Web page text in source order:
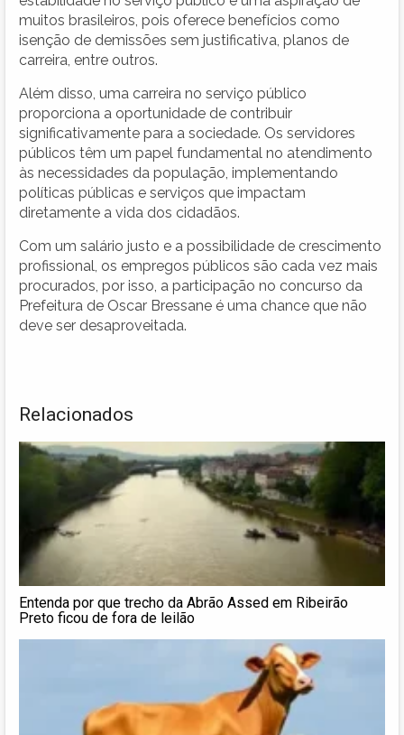
muitos brasileiros, pois oferece benefícios como
isenção de demissões sem justificativa, planos de
carreira, entre outros.
Além disso, uma carreira no serviço público
proporciona a oportunidade de contribuir
significativamente para a sociedade. Os servidores
públicos têm um papel fundamental no atendimento
às necessidades da população, implementando
políticas públicas e serviços que impactam
diretamente a vida dos cidadãos.
Com um salário justo e a possibilidade de crescimento
profissional, os empregos públicos são cada vez mais
procurados, por isso, a participação no concurso da
Prefeitura de Oscar Bressane é uma chance que não
deve ser desaproveitada.
Relacionados
Entenda por que trecho da Abrão Assed em Ribeirão
Preto ficou de fora de leilão